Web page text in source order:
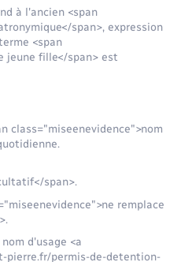
à l'ancien <span
span>, expression
<span
jeune fille</span> est
class="miseenevidence">nom
span>.
remplace
d'usage <a
pierre.fr/permis-de-detention-